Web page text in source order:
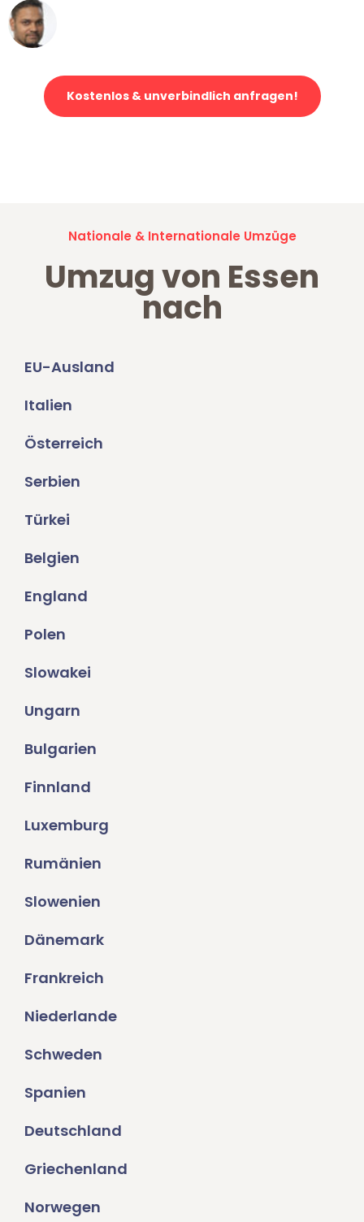
Kostenlos & unverbindlich anfragen!
Nationale & Internationale Umzüge
Umzug von Essen
nach
EU-Ausland
Italien
Österreich
Serbien
Türkei
Belgien
England
Polen
Slowakei
Ungarn
Bulgarien
Finnland
Luxemburg
Rumänien
Slowenien
Dänemark
Frankreich
Niederlande
Schweden
Spanien
Deutschland
Griechenland
Norwegen